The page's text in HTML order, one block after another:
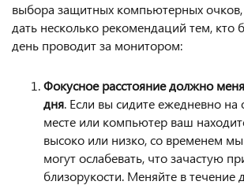
выбора защитных компьютерных очков,
дать несколько рекомендаций тем, кто
день проводит за монитором:
Фокусное расстояние должно
дня. Если вы сидите ежедневно
месте или компьютер ваш
высоко или низко, со временем
могут ослабевать, что зачастую
близорукости. Меняйте в течение